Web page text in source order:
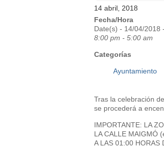
14 abril, 2018
Fecha/Hora
Date(s) - 14/04/2018
8:00 pm - 5:00 am
Categorías
Ayuntamiento
Tras la celebración
se procederá a
IMPORTANTE: LA
LA CALLE MAIGMÓ
A LAS 01:00 HORAS